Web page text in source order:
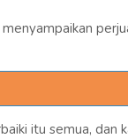
itu semua, dan